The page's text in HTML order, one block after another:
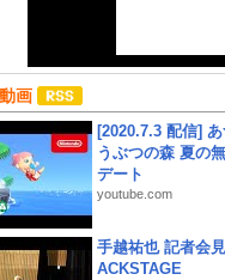
画
[2020.7.3 配信]
うぶつの森 夏の
デート
youtube.com
手越祐也 記者会
ACKSTAGE